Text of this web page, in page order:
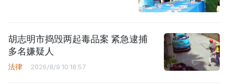
胡志明市捣毁两起毒品案 紧急逮捕
多名嫌疑人
法律 2026/8/9 10:18:57